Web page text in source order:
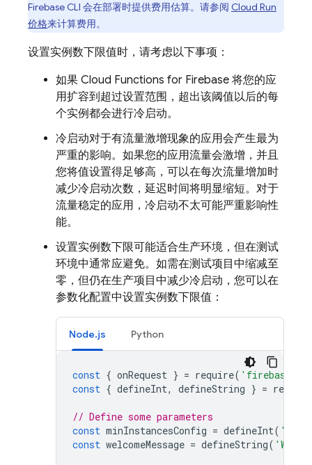
Firebase CLI 会在部署时提供费用估算。请参阅 Cloud Run
价格来计算费用。
设置实例数下限值时，请考虑以下事项：
如果 Cloud Functions for Firebase 将您的应
用扩容到超过设置范围，超出该阈值以后的每
个实例都会进行冷启动。
冷启动对于有流量激增现象的应用会产生最为
严重的影响。如果您的应用流量会激增，并且
您将值设置得足够高，可以在每次流量增加时
减少冷启动次数，延迟时间将明显缩短。对于
流量稳定的应用，冷启动不太可能严重影响性
能。
设置实例数下限可能适合生产环境，但在测试
环境中通常应避免。如需在测试项目中缩减至
零，但仍在生产项目中减少冷启动，您可以在
参数化配置中设置实例数下限值：
Node.js Python
const { onRequest } = require( 'firebase-
const { defineInt, defineString } = require
// Define some parameters
const minInstancesConfig = defineInt(
const welcomeMessage = defineString(